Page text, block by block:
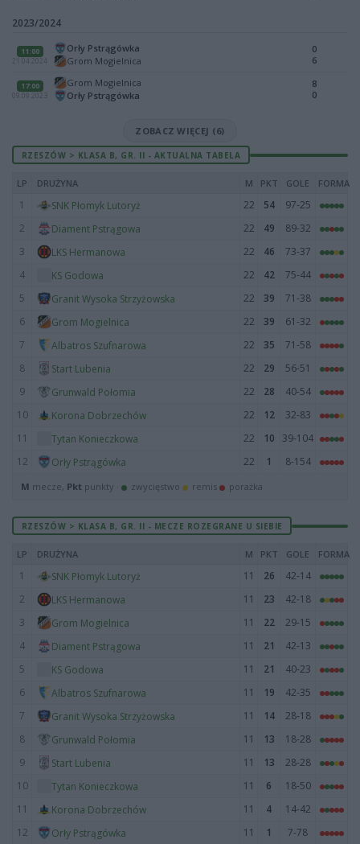
2023/2024
11:00
21.04.2024
Orły Pstrągówka
Grom Mogielnica
0
6
17:00
09.09.2023
Grom Mogielnica
Orły Pstrągówka
8
0
ZOBACZ WIĘCEJ (6)
RZESZÓW > KLASA B, GR. II - AKTUALNA TABELA
LP DRUŻYNA M PKT GOLE FORMA
1 SNK Płomyk Lutoryż 22 54
97-25
2
Diament Pstrągowa 22 49
89-32
3
LKS Hermanowa 22 46
73-37
4
KS Godowa 22 42
75-44
5
Granit Wysoka Strzyżowska 22 39
71-38
6
Grom Mogielnica 22 39
61-32
7
Albatros Szufnarowa 22 35
71-58
8
Start Lubenia 22 29
56-51
9
Grunwald Połomia 22 28
40-54
10
Korona Dobrzechów 22 12
32-83
11
Tytan Konieczkowa 22 10
39-104
12
Orły Pstrągówka 22 1 8-154
M mecze, Pkt punkty · zwycięstwo remis porażka
RZESZÓW > KLASA B, GR. II - MECZE ROZEGRANE U SIEBIE
LP DRUŻYNA M PKT GOLE FORMA
1 SNK Płomyk Lutoryż 11 26
42-14
2
LKS Hermanowa 11 23
42-18
3
Grom Mogielnica 11 22
29-15
4
Diament Pstrągowa 11 21
42-13
5
KS Godowa 11 21
40-23
6
Albatros Szufnarowa 11 19
42-35
7
Granit Wysoka Strzyżowska 11 14
28-18
8
Grunwald Połomia 11 13
18-28
9
Start Lubenia 11 13
28-28
10
Tytan Konieczkowa 11 6
18-50
11
Korona Dobrzechów 11 4
14-42
12
Orły Pstrągówka 11 1 7-78